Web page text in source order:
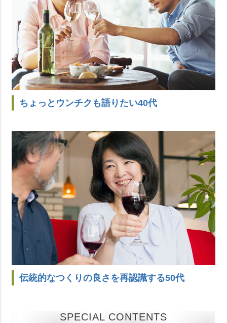
ちょっとウンチクも語りたい40代
伝統的なつくりの良さを再認識する50代
SPECIAL CONTENTS